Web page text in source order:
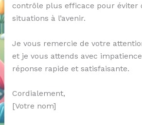
contrôle plus efficace pour éviter
situations à l’avenir.
Je vous remercie de votre
et je vous attends avec
réponse rapide et satisfaisante.
Cordialement,
[Votre nom]